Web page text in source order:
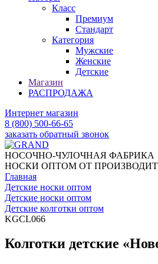
Класс
Премиум
Стандарт
Категория
Мужские
Женские
Детские
Магазин
РАСПРОДАЖА
Интернет магазин
8 (800) 500-66-65
заказать обратный звонок
НОСОЧНО-ЧУЛОЧНАЯ ФАБРИКА
НОСКИ ОПТОМ ОТ
Главная
Детские носки оптом
Детские носки оптом
Детские колготки оптом
KGCL066
Колготки детские